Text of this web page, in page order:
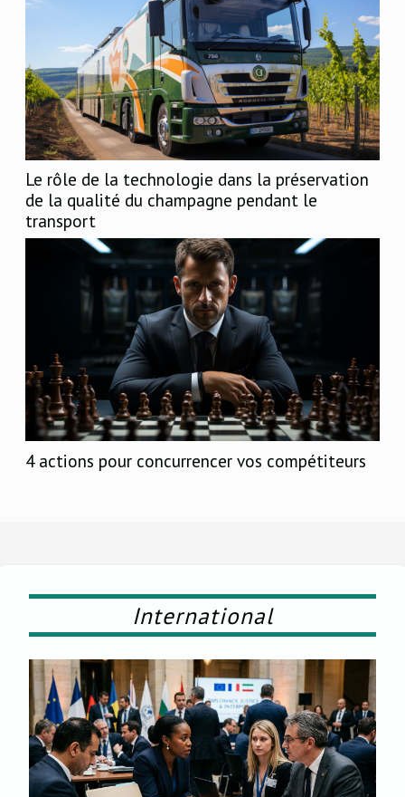
Le rôle de la technologie dans la préservation
de la qualité du champagne pendant le
transport
4 actions pour concurrencer vos compétiteurs
International